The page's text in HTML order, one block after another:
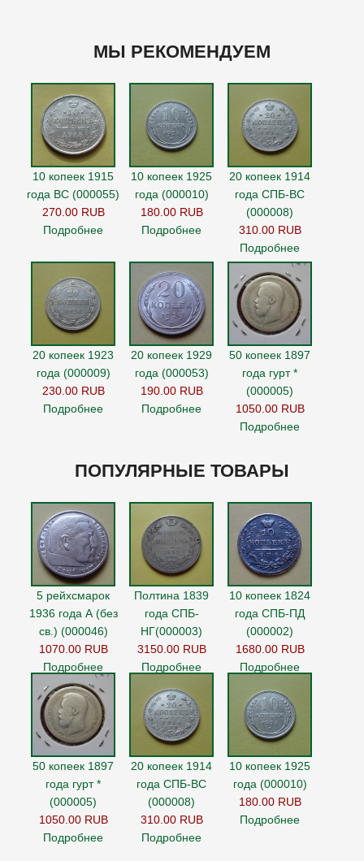
МЫ РЕКОМЕНДУЕМ
10 копеек 1915
года ВС (000055)
270.00 RUB
Подробнее
10 копеек 1925
года (000010)
180.00 RUB
Подробнее
20 копеек 1914
года СПБ-ВС
(000008)
310.00 RUB
Подробнее
20 копеек 1923
года (000009)
230.00 RUB
Подробнее
20 копеек 1929
года (000053)
190.00 RUB
Подробнее
50 копеек 1897
года гурт *
(000005)
1050.00 RUB
Подробнее
ПОПУЛЯРНЫЕ ТОВАРЫ
5 рейхсмарок
1936 года А (без
св.) (000046)
1070.00 RUB
Подробнее
Полтина 1839
года СПБ-
НГ(000003)
3150.00 RUB
Подробнее
10 копеек 1824
года СПБ-ПД
(000002)
1680.00 RUB
Подробнее
50 копеек 1897
года гурт *
(000005)
1050.00 RUB
Подробнее
20 копеек 1914
года СПБ-ВС
(000008)
310.00 RUB
Подробнее
10 копеек 1925
года (000010)
180.00 RUB
Подробнее